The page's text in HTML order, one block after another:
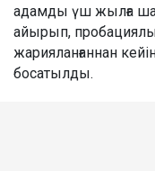
адамды үш жылға
айырып,
жарияланғаннан
босатылды.